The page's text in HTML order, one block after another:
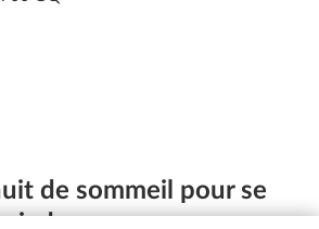
de sommeil pour se